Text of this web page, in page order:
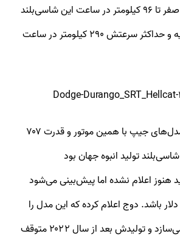
تولید می‌کند. شتاب صفر تا ۹۶ کیلومتر در ساعت این شاسی‌بلند
هفت نفره، ۳/۵ ثانیه و حداکثر سرعتش ۲۹۰ کیلومتر در ساعت
پیش از این یکی از مدل‌های جیپ با همین موتور و قدرت ۷۰۷
تولید انبوه جهان بود
هنوز اعلام نشده اما پیش‌بینی می‌شود
باشد. دوج اعلام کرده که این مدل را
فقط برای یک سال می‌سازد و تولیدش بعد از سال ۲۰۲۲ متوقف